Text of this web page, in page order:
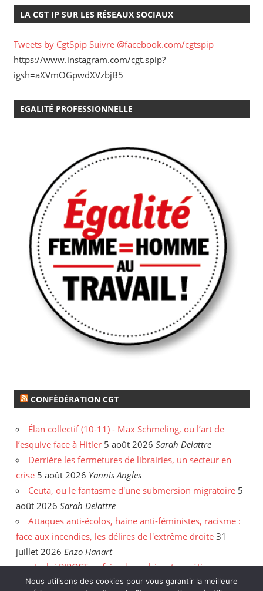
LA CGT IP SUR LES RÉSEAUX SOCIAUX
Tweets by CgtSpip Suivre @facebook.com/cgtspip
https://www.instagram.com/cgt.spip?
igsh=aXVmOGpwdXVzbjB5
EGALITÉ PROFESSIONNELLE
CONFÉDÉRATION CGT
Élan collectif (10-11) - Max Schmeling, ou l’art de
l’esquive face à Hitler 5 août 2026 Sarah Delattre
Derrière les fermetures de librairies, un secteur en
crise 5 août 2026 Yannis Angles
Ceuta, ou le fantasme d'une submersion migratoire 5
août 2026 Sarah Delattre
Attaques anti-écolos, haine anti-féministes, racisme :
face aux incendies, les délires de l'extrême droite 31
juillet 2026 Enzo Hanart
« La loi RIPOST va faire du mal à notre métier » :
entretien avec le policier Anthony Caillé 30 juillet 2026
Nous utilisons des cookies pour vous garantir la meilleure